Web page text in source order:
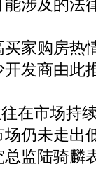
涉及的法
家购房热
发商由此
往在市场
仍未走出
监陆骑麟